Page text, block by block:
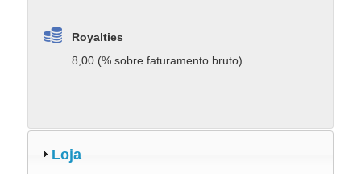
Royalties
8,00 (% sobre faturamento bruto)
Loja